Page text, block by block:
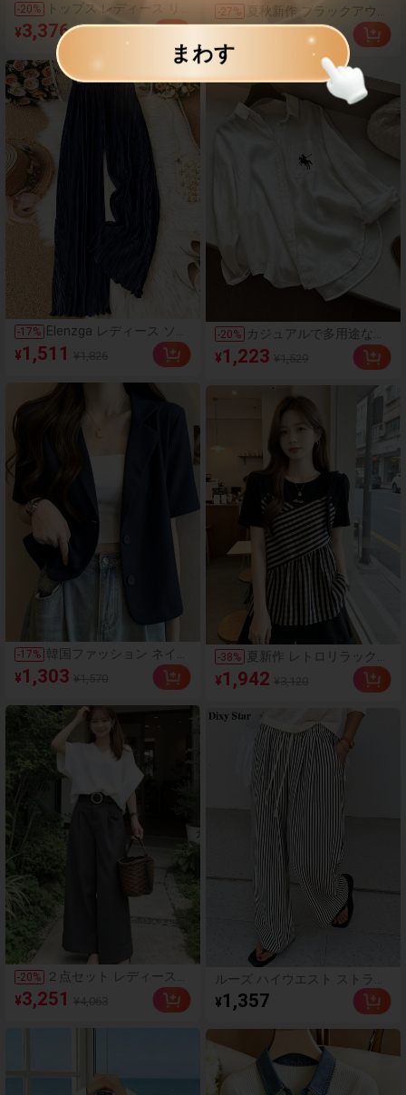
-20%
トップス レディース リ
ボン付き Tシャツ オフシ
ョルダー 肩開きデザイン
半袖 ゆったり 韓国ファ
ッション ストレートシル
エット 着痩せ見え フェ
ミニン カジュアル おし
ゃれ 春夏 デイリー 体型
カバー カットソー
¥3,376 ¥4,220
-17% Elenzga レディース ソリ
ッドカラー ウエスト伸縮
性 ゆとりワイドレッグ
¥1,511
-17% 韓国ファッション ネイビ
ーブルー レディース ブ
レザージャケット、半袖
プ、夏の新作
¥1,303
-20%
２点セット レディース
セットアップ トップス T
シャツ ロングパンツ 上
ル 体型カバー 可愛い お
¥3,251
-27% 夏秋新作 ブラックアウト
バックのスカーフ付きオ
ーバーオール＋ワイドパ
ンツ 2点セット
3,187 ¥4,350
-20% カジュアルで多用途なナ
イトプリント シングルポ
ケット ミニマリスト ホ
¥1,223
-38% 夏新作 レトロリラックス
ボーダー アシメントリー
レギュラー肩 半袖 T シ
り 着痩せ トップス
¥1,942
ルーズ ハイウエスト ストライ
プ ワイドレッグパンツ、ドロ
ーストリング ウエスト、多用
ム) 春、エフォートレススタイ
ル
¥1,357
まわす